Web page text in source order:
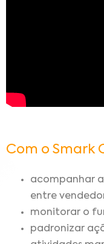
Com o Smark
acompanhar
entre
monitorar o
padronizar